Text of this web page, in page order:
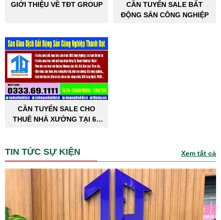
GIỚI THIỆU VỀ TĐT GROUP
CẦN TUYỂN SALE BẤT
ĐỘNG SẢN CÔNG NGHIỆP
CẦN TUYỂN SALE CHO
THUÊ NHÀ XƯỞNG TẠI 63
TIN TỨC SỰ KIỆN Xem tất cả